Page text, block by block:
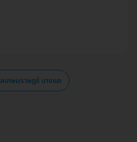
เกษมราษฎร์ บางแค